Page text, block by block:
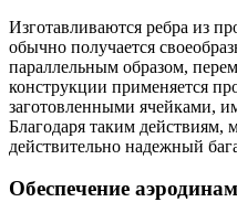
Изготавливаются ребра из
обычно получается
параллельным образом,
конструкции применяется
заготовленными ячейками,
Благодаря таким действиям,
действительно надежный
Обеспечение